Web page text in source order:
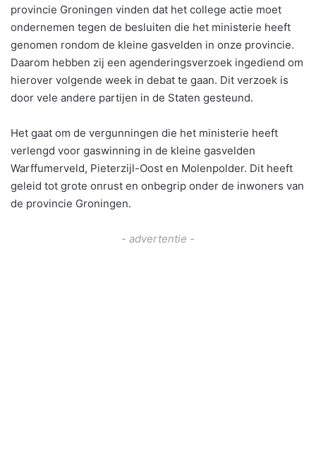
provincie Groningen vinden dat het college actie moet
ondernemen tegen de besluiten die het ministerie heeft
genomen rondom de kleine gasvelden in onze provincie.
Daarom hebben zij een agenderingsverzoek ingediend om
hierover volgende week in debat te gaan. Dit verzoek is
door vele andere partijen in de Staten gesteund.
Het gaat om de vergunningen die het ministerie heeft
verlengd voor gaswinning in de kleine gasvelden
Warffumerveld, Pieterzijl-Oost en Molenpolder. Dit heeft
geleid tot grote onrust en onbegrip onder de inwoners van
de provincie Groningen.
- advertentie -